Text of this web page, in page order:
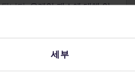
세부
됩니다.유레일 패스에 대해 알
선택하여 더 넓은 지역을 여